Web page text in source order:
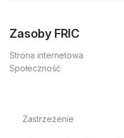
Zasoby FRIC
Strona internetowa
Społeczność
Zastrzeżenie